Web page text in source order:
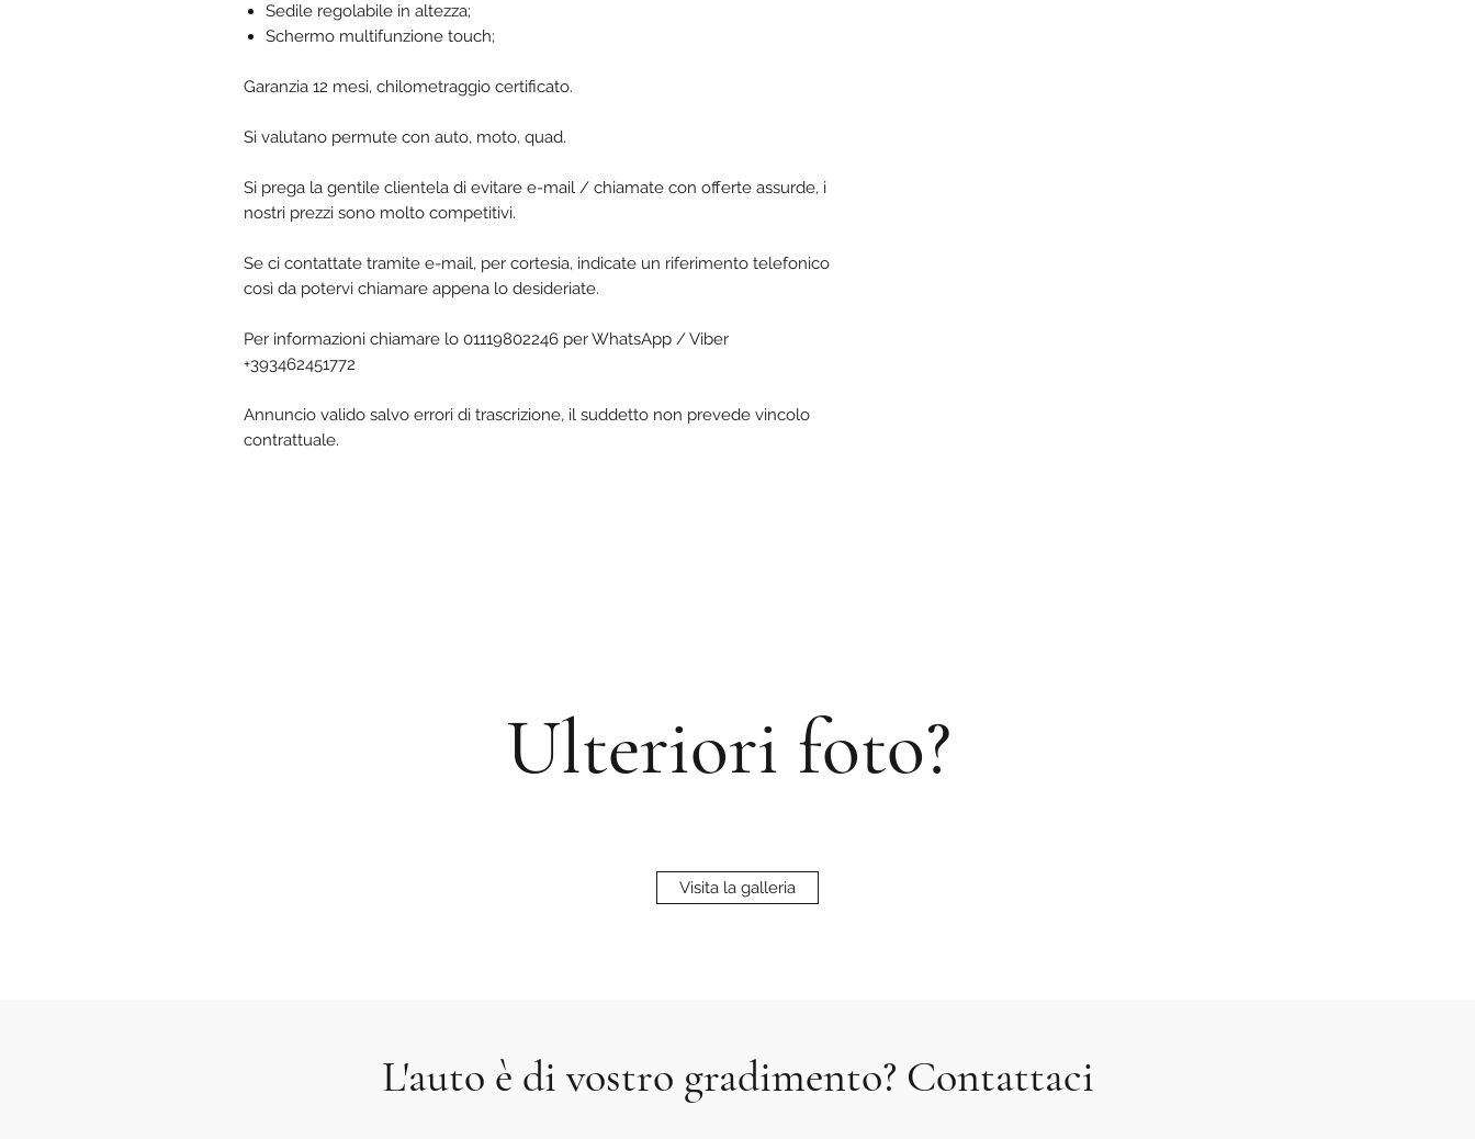
Sedile regolabile in altezza;
Schermo multifunzione touch;
Garanzia 12 mesi, chilometraggio certificato.
Si valutano permute con auto, moto, quad.
Si prega la gentile clientela di evitare e-mail / chiamate con offerte assurde, i
nostri prezzi sono molto competitivi.
Se ci contattate tramite e-mail, per cortesia, indicate un riferimento telefonico
così da potervi chiamare appena lo desideriate.
Per informazioni chiamare lo 01119802246 per WhatsApp / Viber
+393462451772
Annuncio valido salvo errori di trascrizione, il suddetto non prevede vincolo
contrattuale.
Ulteriori foto?
Visita la galleria
L'auto è di vostro gradimento? Contattaci